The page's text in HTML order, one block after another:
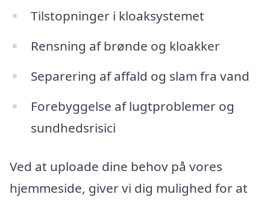
Tilstopninger i kloaksystemet
Rensning af brønde og kloakker
Separering af affald og slam fra vand
Forebyggelse af lugtproblemer og
sundhedsrisici
Ved at uploade dine behov på vores
hjemmeside, giver vi dig mulighed for at